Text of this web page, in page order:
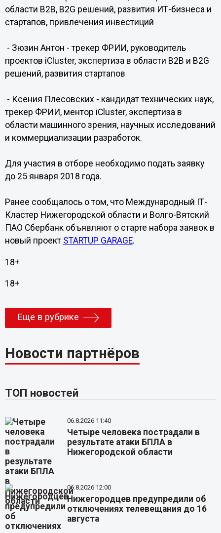
области B2B, B2G решений, развития ИТ-бизнеса и
стартапов, привлечения инвестиций
- Зюзин Антон - трекер ФРИИ, руководитель
проектов iCluster, экспертиза в области B2B и B2G
решений, развития стартапов
- Ксения Плесовских - кандидат технических наук,
трекер ФРИИ, ментор iCluster, экспертиза в
области машинного зрения, научных исследований
и коммерциализации разработок.
Для участия в отборе необходимо подать заявку
до 25 января 2018 года.
Ранее сообщалось о том, что Международный IТ-
Кластер Нижегородской области и Волго-Вятский
ПАО Сбербанк объявляют о старте набора заявок в
новый проект STARTUP GARAGE.
18+
18+
Еще в рубрике
Новости партнёров
ТОП новостей
06.8.2026 11:40
Четыре человека пострадали в
результате атаки БПЛА в
Нижегородской области
06.8.2026 12:00
Нижегородцев предупредили об
отключениях телевещания до 16
августа